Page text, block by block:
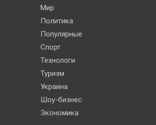
Мир
Политика
Популярные
Спорт
Технологи
Туризм
Украина
Шоу-бизнес
Экономика